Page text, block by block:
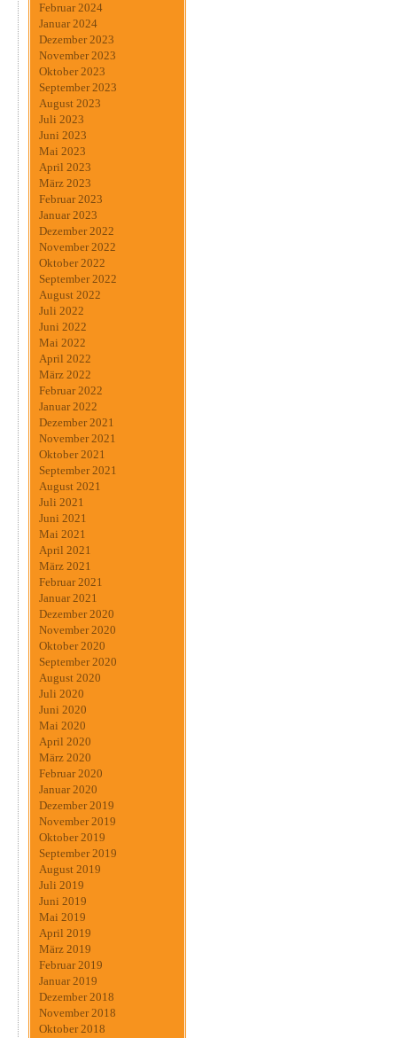
Februar 2024
Januar 2024
Dezember 2023
November 2023
Oktober 2023
September 2023
August 2023
Juli 2023
Juni 2023
Mai 2023
April 2023
März 2023
Februar 2023
Januar 2023
Dezember 2022
November 2022
Oktober 2022
September 2022
August 2022
Juli 2022
Juni 2022
Mai 2022
April 2022
März 2022
Februar 2022
Januar 2022
Dezember 2021
November 2021
Oktober 2021
September 2021
August 2021
Juli 2021
Juni 2021
Mai 2021
April 2021
März 2021
Februar 2021
Januar 2021
Dezember 2020
November 2020
Oktober 2020
September 2020
August 2020
Juli 2020
Juni 2020
Mai 2020
April 2020
März 2020
Februar 2020
Januar 2020
Dezember 2019
November 2019
Oktober 2019
September 2019
August 2019
Juli 2019
Juni 2019
Mai 2019
April 2019
März 2019
Februar 2019
Januar 2019
Dezember 2018
November 2018
Oktober 2018